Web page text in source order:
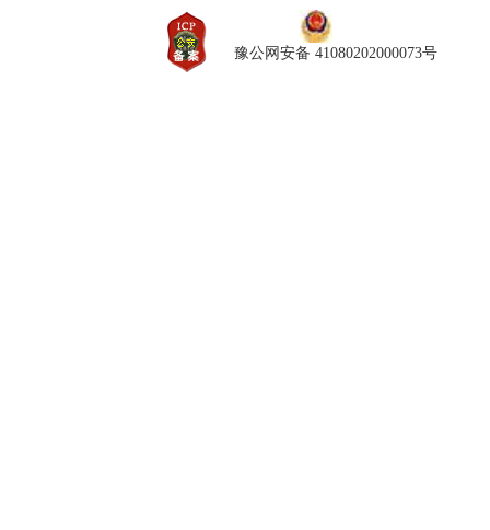
豫公网安备 41080202000073号